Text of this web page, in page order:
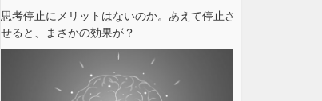
思考停止にメリットはないのか。あえて停止さ
せると、まさかの効果が？